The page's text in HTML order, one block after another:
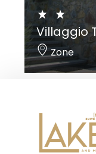
Villaggio
Zone